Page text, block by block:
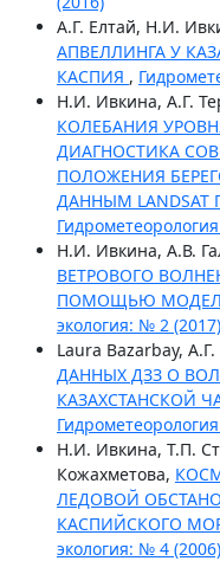
А.Г. Елтай, Н.И.
АПВЕЛЛИНГА У
КАСПИЯ ,
Н.И. Ивкина, А.Г.
КОЛЕБАНИЯ
ДИАГНОСТИКА
ПОЛОЖЕНИЯ
ДАННЫМ LANDSAT
Н.И. Ивкина, А.В.
ВЕТРОВОГО
ПОМОЩЬЮ
экология: № 2 (2017)
Laura Bazarbay,
ДАННЫХ ДЗЗ О
КАЗАХСТАНСКОЙ
Н.И. Ивкина, Т.П.
Кожахметова,
ЛЕДОВОЙ
КАСПИЙСКОГО
экология: № 4 (2006)